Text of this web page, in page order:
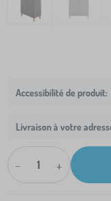
Livraison à votre
- +